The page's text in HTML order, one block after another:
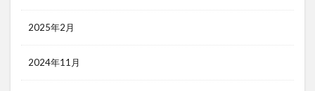
2025年2月
2024年11月